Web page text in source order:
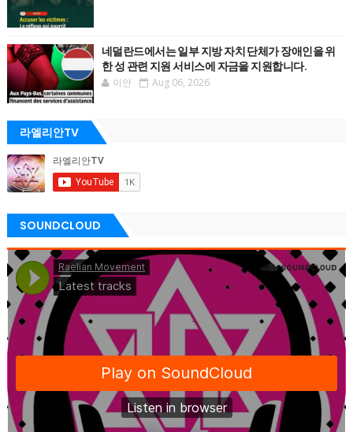
네덜란드에서는 일부 지방 자치 단체가 장애인을 위
한 성 관련 지원 서비스에 자금을 지원합니다.
이안 Aug 06, 2026
라엘리안TV
SOUNDCLOUD